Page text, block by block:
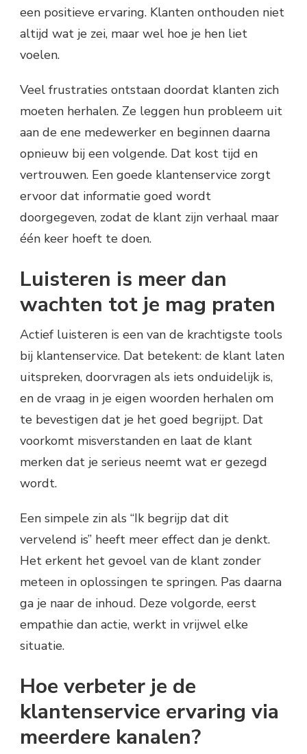
een positieve ervaring. Klanten onthouden niet
altijd wat je zei, maar wel hoe je hen liet
voelen.
Veel frustraties ontstaan doordat klanten zich
moeten herhalen. Ze leggen hun probleem uit
aan de ene medewerker en beginnen daarna
opnieuw bij een volgende. Dat kost tijd en
vertrouwen. Een goede klantenservice zorgt
ervoor dat informatie goed wordt
doorgegeven, zodat de klant zijn verhaal maar
één keer hoeft te doen.
Luisteren is meer dan
wachten tot je mag praten
Actief luisteren is een van de krachtigste tools
bij klantenservice. Dat betekent: de klant laten
uitspreken, doorvragen als iets onduidelijk is,
en de vraag in je eigen woorden herhalen om
te bevestigen dat je het goed begrijpt. Dat
voorkomt misverstanden en laat de klant
merken dat je serieus neemt wat er gezegd
wordt.
Een simpele zin als “Ik begrijp dat dit
vervelend is” heeft meer effect dan je denkt.
Het erkent het gevoel van de klant zonder
meteen in oplossingen te springen. Pas daarna
ga je naar de inhoud. Deze volgorde, eerst
empathie dan actie, werkt in vrijwel elke
situatie.
Hoe verbeter je de
klantenservice ervaring via
meerdere kanalen?